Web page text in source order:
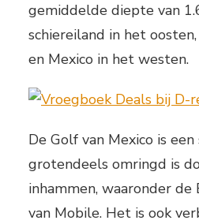
gemiddelde diepte van
schiereiland in het
en Mexico in het westen.
De Golf van Mexico is
grotendeels omringd is
inhammen, waaronder de
van Mobile. Het is ook